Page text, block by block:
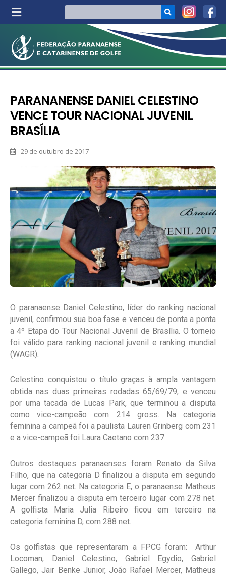
PARANANENSE DANIEL CELESTINO
VENCE TOUR NACIONAL JUVENIL
BRASÍLIA
29 de outubro de 2017
O paranaense Daniel Celestino, líder do ranking nacional
juvenil, confirmou sua boa fase e venceu de ponta a ponta
a 4º Etapa do Tour Nacional Juvenil de Brasília. O torneio
foi válido para ranking nacional juvenil e ranking mundial
(WAGR).
Celestino conquistou o título graças à ampla vantagem
obtida nas duas primeiras rodadas 65/69/79, e venceu
por uma tacada de Lucas Park, que terminou a disputa
como vice-campeão com 214 gross. Na categoria
feminina a campeã foi a paulista Lauren Grinberg com 231
e a vice-campeã foi Laura Caetano com 237.
Outros destaques paranaenses foram Renato da Silva
Filho, que na categoria D finalizou a disputa em segundo
lugar com 262 net. Na categoria E, o paranaense Matheus
Mercer finalizou a disputa em terceiro lugar com 278 net.
A golfista Maria Julia Ribeiro ficou em terceiro na
categoria feminina D, com 288 net.
Os golfistas que representaram a FPCG foram: Arthur
Locoman, Daniel Celestino, Gabriel Egydio, Gabriel
Gallego, Jair Benke Junior, João Rafael Mercer, Matheus